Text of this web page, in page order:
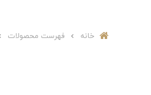
خانه فهرست محصولات